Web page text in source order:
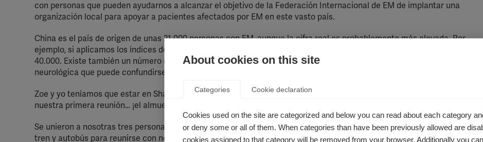
con personas que pueden ayudarnos a alcanzar el objetivo de la Federación Internacional de EM de implantar una
organización local para apoyar a pacientes afectados por EM en este vasto país.
China es el país de origen de unas 21.000 personas con EM, aunque la cifra real es probablemente más elevada. Por
ejemplo, si aplicamos los índices de EM en Taiwán a la población china en total, la cifra estimada se acerca más a los
40.000. Existe también un número desconocido de personas que viven con Neuromielitis Óptica (NMO), una enfermedad
neurológica que puede confundirse con la EM.
Zoe y yo teníamos que estar en Shanghái al día siguiente, así que después de registrarnos en el hotel nos dirigimos a
nuestra primera reunión… ¡el almuerzo!
Se unieron a nosotras tres personas con EM y NMO. La primera, una madre de 28 años, había viajado más de 10 horas
tren y autobús para reunirse con nosotras, las primeras personas extranjeras que conocía.
About cookies on this site
Categories Cookie declaration
Cookies used on the site are categorized and below you can read about each category
or deny some or all of them. When categories than have been previously allowed are
cookies assigned to that category will be removed from your browser. Additionally you